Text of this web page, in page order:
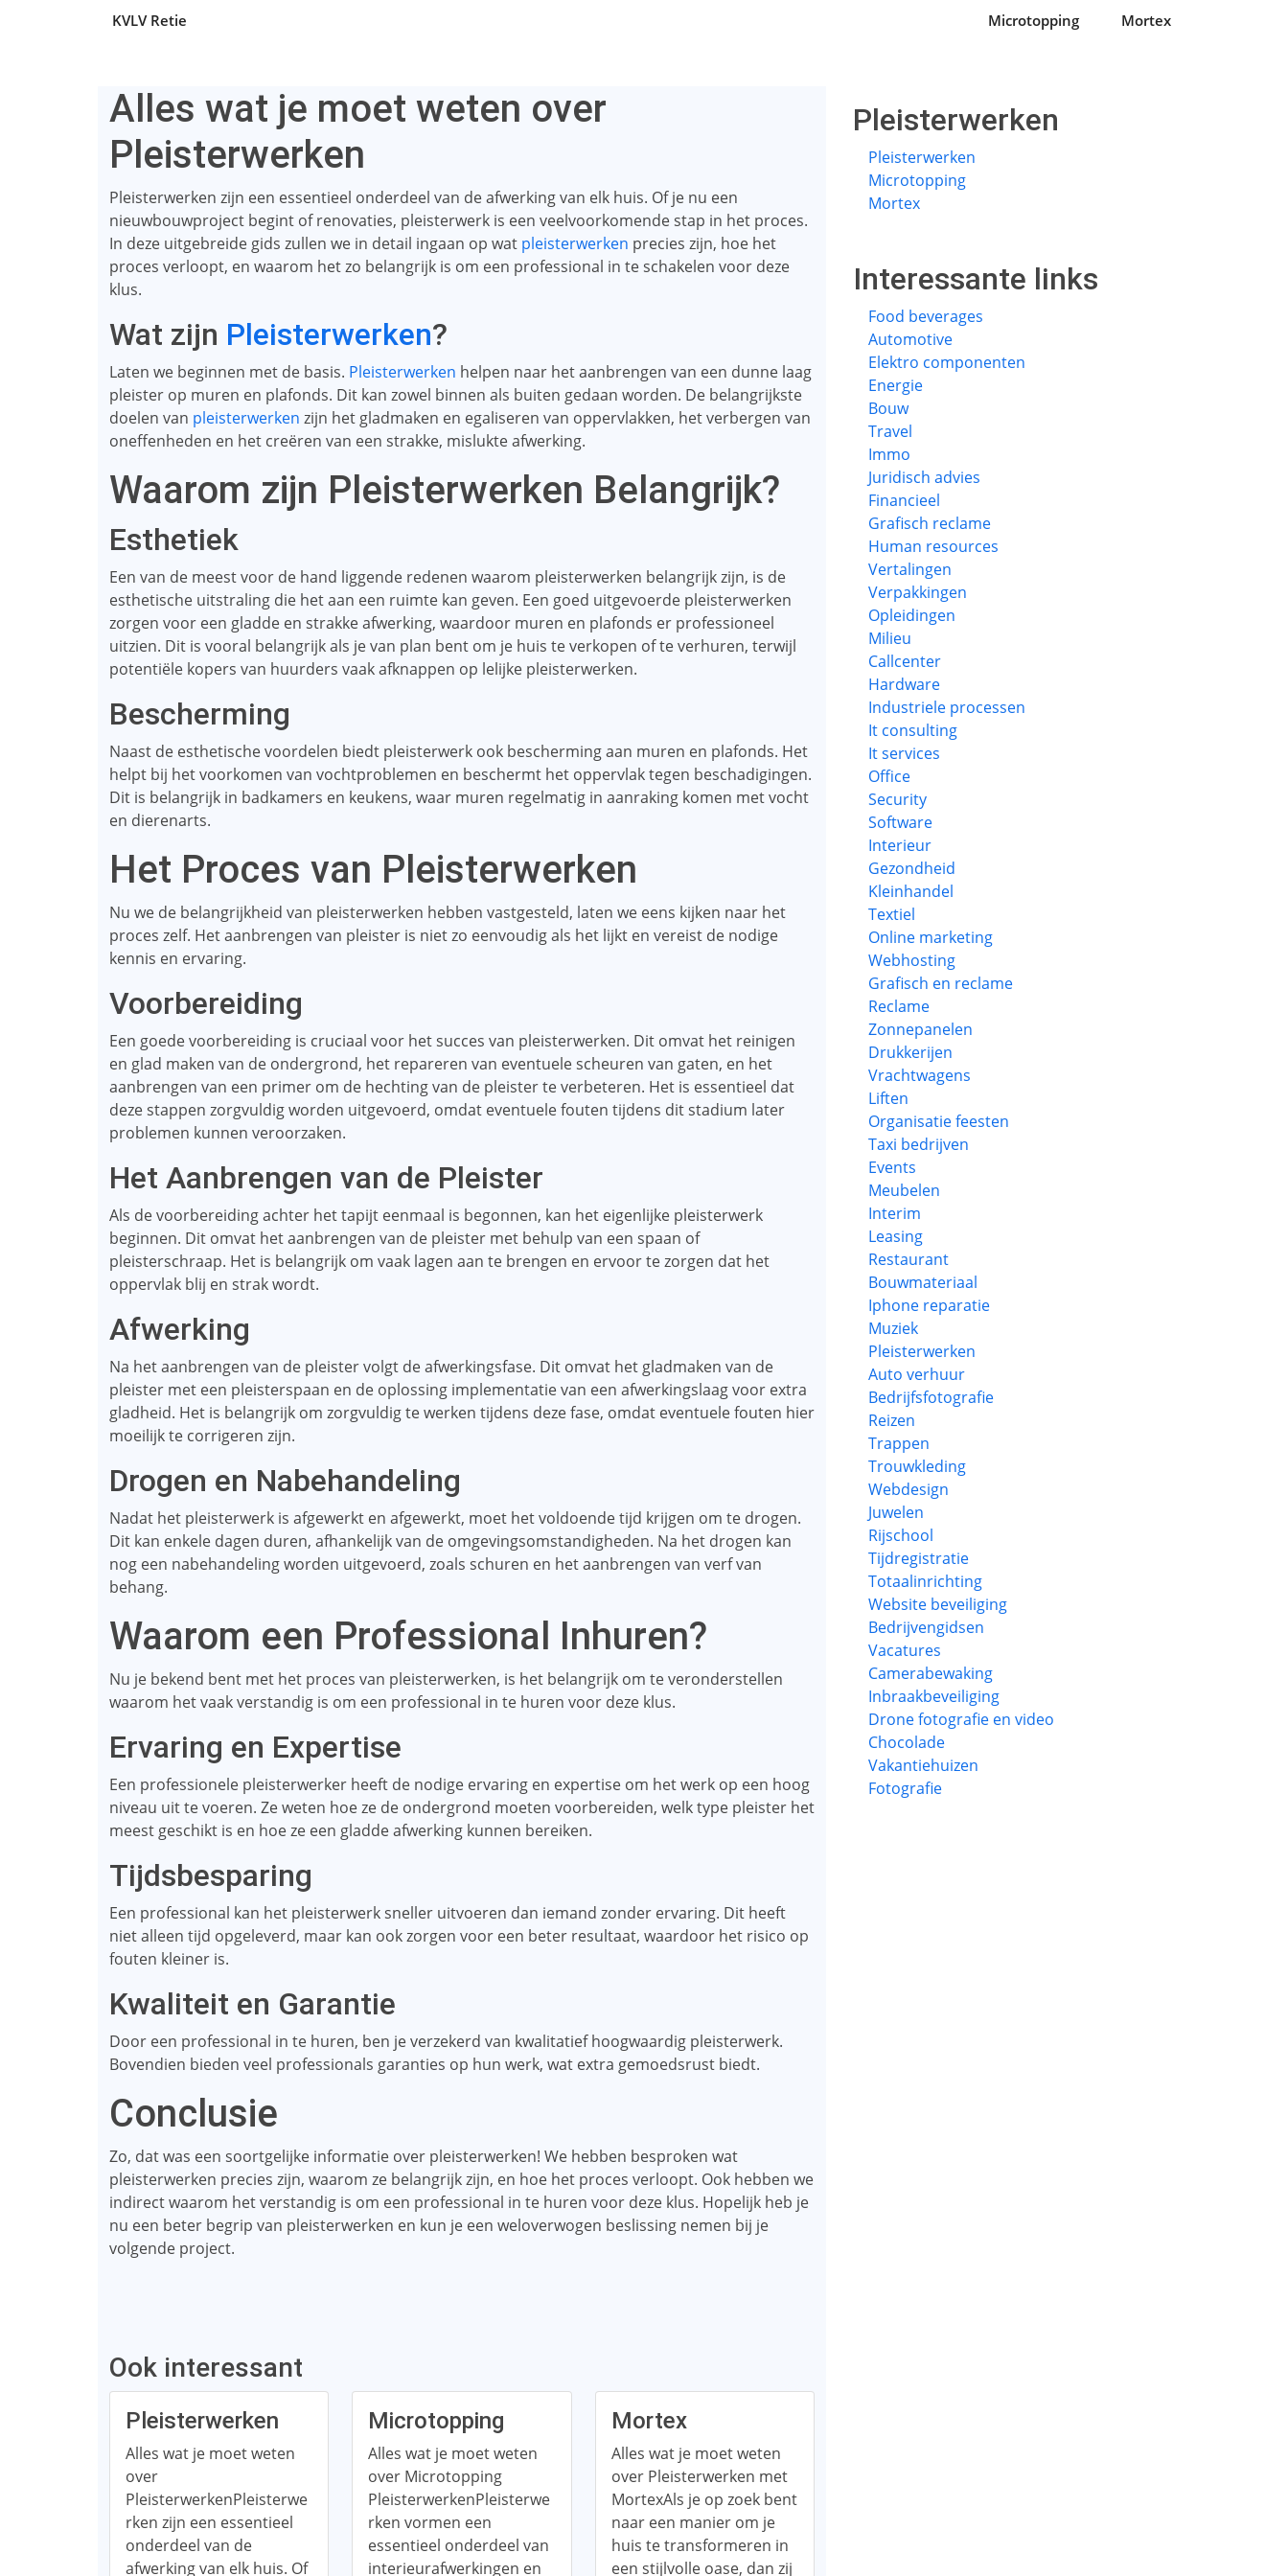
KVLV Retie Microtopping Mortex
Alles wat je moet weten over
Pleisterwerken
Pleisterwerken zijn een essentieel onderdeel van de afwerking van elk huis. Of je nu een
nieuwbouwproject begint of renovaties, pleisterwerk is een veelvoorkomende stap in het proces.
In deze uitgebreide gids zullen we in detail ingaan op wat pleisterwerken precies zijn, hoe het
proces verloopt, en waarom het zo belangrijk is om een ​​professional in te schakelen voor deze
klus.
Wat zijn Pleisterwerken?
Laten we beginnen met de basis. Pleisterwerken helpen naar het aanbrengen van een dunne laag
pleister op muren en plafonds. Dit kan zowel binnen als buiten gedaan worden. De belangrijkste
doelen van pleisterwerken zijn het gladmaken en egaliseren van oppervlakken, het verbergen van
oneffenheden en het creëren van een strakke, mislukte afwerking.
Waarom zijn Pleisterwerken Belangrijk?
Esthetiek
Een van de meest voor de hand liggende redenen waarom pleisterwerken belangrijk zijn, is de
esthetische uitstraling die het aan een ruimte kan geven. Een goed uitgevoerde pleisterwerken
zorgen voor een gladde en strakke afwerking, waardoor muren en plafonds er professioneel
uitzien. Dit is vooral belangrijk als je van plan bent om je huis te verkopen of te verhuren, terwijl
potentiële kopers van huurders vaak afknappen op lelijke pleisterwerken.
Bescherming
Naast de esthetische voordelen biedt pleisterwerk ook bescherming aan muren en plafonds. Het
helpt bij het voorkomen van vochtproblemen en beschermt het oppervlak tegen beschadigingen.
Dit is belangrijk in badkamers en keukens, waar muren regelmatig in aanraking komen met vocht
en dierenarts.
Het Proces van Pleisterwerken
Nu we de belangrijkheid van pleisterwerken hebben vastgesteld, laten we eens kijken naar het
proces zelf. Het aanbrengen van pleister is niet zo eenvoudig als het lijkt en vereist de nodige
kennis en ervaring.
Voorbereiding
Een goede voorbereiding is cruciaal voor het succes van pleisterwerken. Dit omvat het reinigen
en glad maken van de ondergrond, het repareren van eventuele scheuren van gaten, en het
aanbrengen van een primer om de hechting van de pleister te verbeteren. Het is essentieel dat
deze stappen zorgvuldig worden uitgevoerd, omdat eventuele fouten tijdens dit stadium later
problemen kunnen veroorzaken.
Het Aanbrengen van de Pleister
Als de voorbereiding achter het tapijt eenmaal is begonnen, kan het eigenlijke pleisterwerk
beginnen. Dit omvat het aanbrengen van de pleister met behulp van een spaan of
pleisterschraap. Het is belangrijk om vaak lagen aan te brengen en ervoor te zorgen dat het
oppervlak blij en strak wordt.
Afwerking
Na het aanbrengen van de pleister volgt de afwerkingsfase. Dit omvat het gladmaken van de
pleister met een pleisterspaan en de oplossing implementatie van een afwerkingslaag voor extra
gladheid. Het is belangrijk om zorgvuldig te werken tijdens deze fase, omdat eventuele fouten hier
moeilijk te corrigeren zijn.
Drogen en Nabehandeling
Nadat het pleisterwerk is afgewerkt en afgewerkt, moet het voldoende tijd krijgen om te drogen.
Dit kan enkele dagen duren, afhankelijk van de omgevingsomstandigheden. Na het drogen kan
nog een nabehandeling worden uitgevoerd, zoals schuren en het aanbrengen van verf van
behang.
Waarom een ​​Professional Inhuren?
Nu je bekend bent met het proces van pleisterwerken, is het belangrijk om te veronderstellen
waarom het vaak verstandig is om een ​​professional in te huren voor deze klus.
Ervaring en Expertise
Een professionele pleisterwerker heeft de nodige ervaring en expertise om het werk op een hoog
niveau uit te voeren. Ze weten hoe ze de ondergrond moeten voorbereiden, welk type pleister het
meest geschikt is en hoe ze een gladde afwerking kunnen bereiken.
Tijdsbesparing
Een professional kan het pleisterwerk sneller uitvoeren dan iemand zonder ervaring. Dit heeft
niet alleen tijd opgeleverd, maar kan ook zorgen voor een beter resultaat, waardoor het risico op
fouten kleiner is.
Kwaliteit en Garantie
Door een professional in te huren, ben je verzekerd van kwalitatief hoogwaardig pleisterwerk.
Bovendien bieden veel professionals garanties op hun werk, wat extra gemoedsrust biedt.
Conclusie
Zo, dat was een soortgelijke informatie over pleisterwerken! We hebben besproken wat
pleisterwerken precies zijn, waarom ze belangrijk zijn, en hoe het proces verloopt. Ook hebben we
indirect waarom het verstandig is om een ​​professional in te huren voor deze klus. Hopelijk heb je
nu een beter begrip van pleisterwerken en kun je een weloverwogen beslissing nemen bij je
volgende project.
Ook interessant
Pleisterwerken
Alles wat je moet weten
over
PleisterwerkenPleisterwe
rken zijn een essentieel
onderdeel van de
afwerking van elk huis. Of
Microtopping
Alles wat je moet weten
over Microtopping
PleisterwerkenPleisterwe
rken vormen een
essentieel onderdeel van
interieurafwerkingen en
Mortex
Alles wat je moet weten
over Pleisterwerken met
MortexAls je op zoek bent
naar een manier om je
huis te transformeren in
een stijlvolle oase, dan zij
Pleisterwerken
Pleisterwerken
Microtopping
Mortex
Interessante links
Food beverages
Automotive
Elektro componenten
Energie
Bouw
Travel
Immo
Juridisch advies
Financieel
Grafisch reclame
Human resources
Vertalingen
Verpakkingen
Opleidingen
Milieu
Callcenter
Hardware
Industriele processen
It consulting
It services
Office
Security
Software
Interieur
Gezondheid
Kleinhandel
Textiel
Online marketing
Webhosting
Grafisch en reclame
Reclame
Zonnepanelen
Drukkerijen
Vrachtwagens
Liften
Organisatie feesten
Taxi bedrijven
Events
Meubelen
Interim
Leasing
Restaurant
Bouwmateriaal
Iphone reparatie
Muziek
Pleisterwerken
Auto verhuur
Bedrijfsfotografie
Reizen
Trappen
Trouwkleding
Webdesign
Juwelen
Rijschool
Tijdregistratie
Totaalinrichting
Website beveiliging
Bedrijvengidsen
Vacatures
Camerabewaking
Inbraakbeveiliging
Drone fotografie en video
Chocolade
Vakantiehuizen
Fotografie